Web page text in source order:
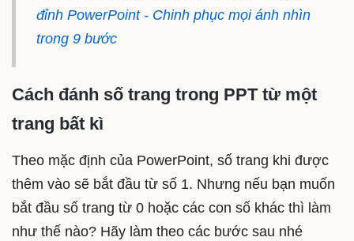
đỉnh PowerPoint - Chinh phục mọi ánh nhìn
trong 9 bước
Cách đánh số trang trong PPT từ một
trang bất kì
Theo mặc định của PowerPoint, số trang khi được
thêm vào sẽ bắt đầu từ số 1. Nhưng nếu bạn muốn
bắt đầu số trang từ 0 hoặc các con số khác thì làm
như thế nào? Hãy làm theo các bước sau nhé